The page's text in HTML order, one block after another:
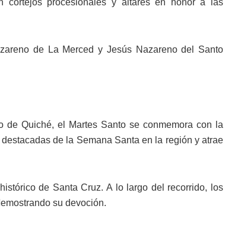
de La Merced y Jesús Nazareno del Santo
de Quiché, el Martes Santo se conmemora con la
de la Semana Santa en la región y atrae
de Santa Cruz. A lo largo del recorrido, los
su devoción.